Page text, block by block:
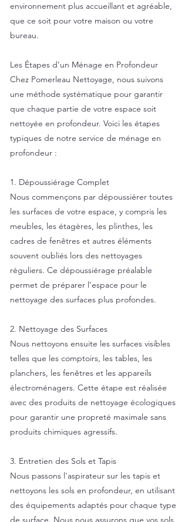
environnement plus accueillant et agréable,
que ce soit pour votre maison ou votre
bureau.
Les Étapes d’un Ménage en Profondeur
Chez Pomerleau Nettoyage, nous suivons
une méthode systématique pour garantir
que chaque partie de votre espace soit
nettoyée en profondeur. Voici les étapes
typiques de notre service de ménage en
profondeur :
1. Dépoussiérage Complet
Nous commençons par dépoussiérer toutes
les surfaces de votre espace, y compris les
meubles, les étagères, les plinthes, les
cadres de fenêtres et autres éléments
souvent oubliés lors des nettoyages
réguliers. Ce dépoussiérage préalable
permet de préparer l’espace pour le
nettoyage des surfaces plus profondes.
2. Nettoyage des Surfaces
Nous nettoyons ensuite les surfaces visibles
telles que les comptoirs, les tables, les
planchers, les fenêtres et les appareils
électroménagers. Cette étape est réalisée
avec des produits de nettoyage écologiques
pour garantir une propreté maximale sans
produits chimiques agressifs.
3. Entretien des Sols et Tapis
Nous passons l'aspirateur sur les tapis et
nettoyons les sols en profondeur, en utilisant
des équipements adaptés pour chaque type
de surface. Nous nous assurons que vos sols,